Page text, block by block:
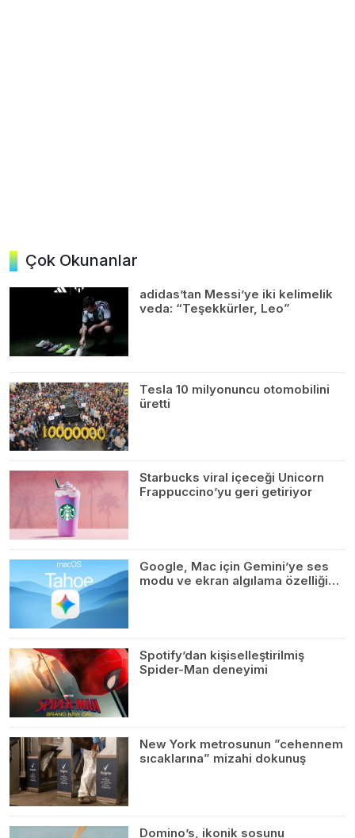
Çok Okunanlar
adidas’tan Messi’ye iki kelimelik
veda: “Teşekkürler, Leo”
Tesla 10 milyonuncu otomobilini
üretti
Starbucks viral içeceği Unicorn
Frappuccino’yu geri getiriyor
Google, Mac için Gemini’ye ses
modu ve ekran algılama özelliği…
Spotify’dan kişiselleştirilmiş
Spider-Man deneyimi
New York metrosunun ”cehennem
sıcaklarına” mizahi dokunuş
Domino’s, ikonik sosunu